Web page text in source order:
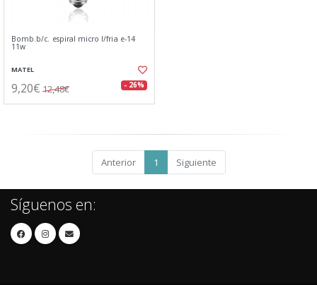
Bomb.b/c. espiral micro l/fria e-14
11w
MATEL
9,20€ 12,48€ - 26%
Anterior 1 Siguiente
Síguenos en: